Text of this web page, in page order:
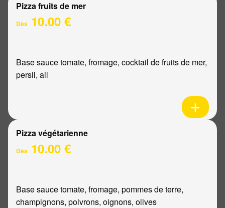
Pizza fruits de mer
Dès 10.00 €
Base sauce tomate, fromage, cocktail de fruits de mer,
persil, ail
Pizza végétarienne
Dès 10.00 €
Base sauce tomate, fromage, pommes de terre,
champignons, poivrons, oignons, olives